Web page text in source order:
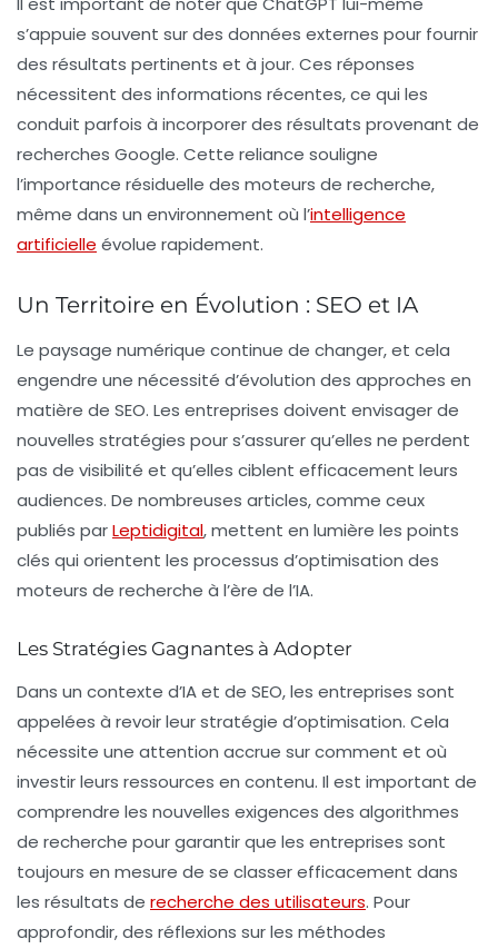
s’appuie souvent sur des données externes pour fournir
des résultats pertinents et à jour. Ces réponses
nécessitent des informations récentes, ce qui les
conduit parfois à incorporer des résultats provenant de
recherches Google. Cette reliance souligne
l’importance résiduelle des moteurs de recherche,
même dans un environnement où l’intelligence
artificielle évolue rapidement.
Un Territoire en Évolution : SEO et IA
Le paysage numérique continue de changer, et cela
engendre une nécessité d’évolution des approches en
matière de SEO. Les entreprises doivent envisager de
nouvelles stratégies pour s’assurer qu’elles ne perdent
pas de visibilité et qu’elles ciblent efficacement leurs
audiences. De nombreuses articles, comme ceux
publiés parLeptidigital, mettent en lumière les points
clés qui orientent les processus d’optimisation des
moteurs de recherche à l’ère de l’IA.
Les Stratégies Gagnantes à Adopter
Dans un contexte d’IA et de SEO, les entreprises sont
appelées à revoir leur stratégie d’optimisation. Cela
nécessite une attention accrue sur comment et où
investir leurs ressources en contenu. Il est important de
comprendre les nouvelles exigences des algorithmes
de recherche pour garantir que les entreprises sont
toujours en mesure de se classer efficacement dans
les résultats de recherche des utilisateurs. Pour
approfondir, des réflexions sur les méthodes